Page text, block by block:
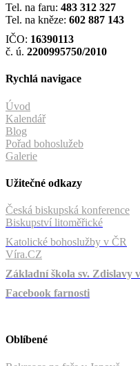
Tel. na faru: 483 312 327
Tel. na kněze: 602 887 143
IČO: 16390113
č. ú. 2200995750/2010
Rychlá navigace
Úvod
Kalendář
Blog
Pořad bohoslužeb
Galerie
Užitečné odkazy
Česká biskupská konference
Biskupství litoměřické
Katolické bohoslužby v ČR
Víra.CZ
Základní škola sv. Zdislavy
Facebook farnosti
Oblíbené